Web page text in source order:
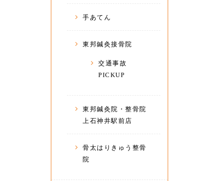
手あてん
東邦鍼灸接骨院
交通事故
PICKUP
東邦鍼灸院・整骨院
上石神井駅前店
骨太はりきゅう整骨
院